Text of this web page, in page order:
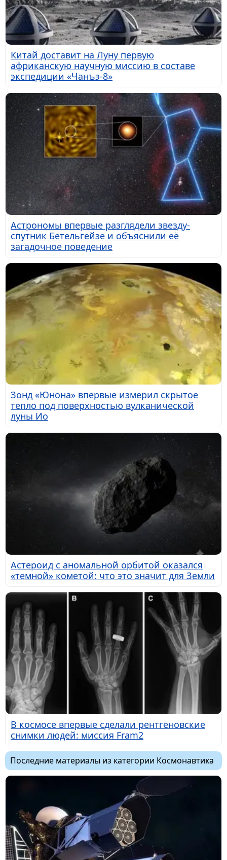
Китай доставит на Луну первую
африканскую научную миссию в составе
экспедиции «Чанъэ-8»
Астрономы впервые разглядели звезду-
спутник Бетельгейзе и объяснили её
загадочное поведение
Зонд «Юнона» впервые измерил скрытое
тепло под поверхностью вулканической
луны Ио
Астероид с аномальной орбитой оказался
«темной» кометой: что это значит для Земли
В космосе впервые сделали рентгеновские
снимки людей: миссия Fram2
Последние материалы из категории Космонавтика